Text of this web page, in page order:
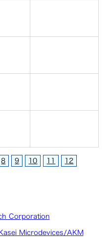
8 9 10 11
12
Corporation
Microdevices/AKM